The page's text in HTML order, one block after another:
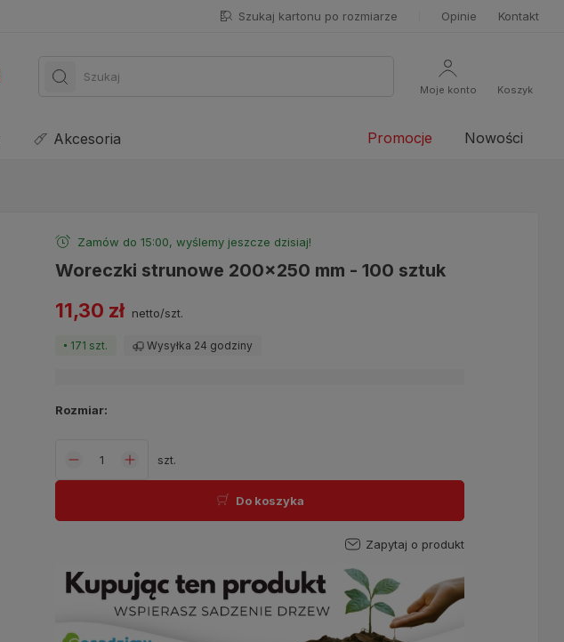
Szukaj kartonu po rozmiarze Opinie Kontakt
Moje konto Koszyk
Akcesoria Promocje Nowości
Zamów do 15:00, wyślemy jeszcze dzisiaj!
Woreczki strunowe 200x250 mm - 100 sztuk
171 szt. Wysyłka 24 godziny
Rozmiar:
szt.
Do koszyka
11,30 zł netto/szt.
Zapytaj o produkt